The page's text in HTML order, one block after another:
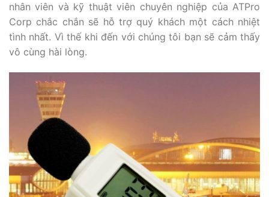
nhân viên và kỹ thuật viên chuyên nghiệp của ATPro
Corp chắc chắn sẽ hỗ trợ quý khách một cách nhiệt
tình nhất. Vì thế khi đến với chúng tôi bạn sẽ cảm thấy
vô cùng hài lòng.